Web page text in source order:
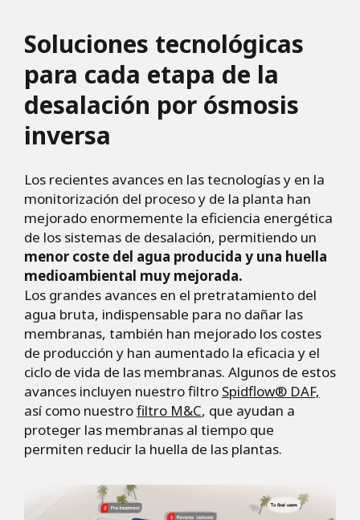
Soluciones tecnológicas
para cada etapa de la
desalación por ósmosis
inversa
Los recientes avances en las tecnologías y en la
monitorización del proceso y de la planta han
mejorado enormemente la eficiencia energética
de los sistemas de desalación, permitiendo un
menor coste del agua producida y una huella
medioambiental muy mejorada.
Los grandes avances en el pretratamiento del
agua bruta, indispensable para no dañar las
membranas, también han mejorado los costes
de producción y han aumentado la eficacia y el
ciclo de vida de las membranas. Algunos de estos
avances incluyen nuestro filtro Spidflow® DAF,
así como nuestrofiltro M&C, que ayudan a
proteger las membranas al tiempo que
permiten reducir la huella de las plantas.